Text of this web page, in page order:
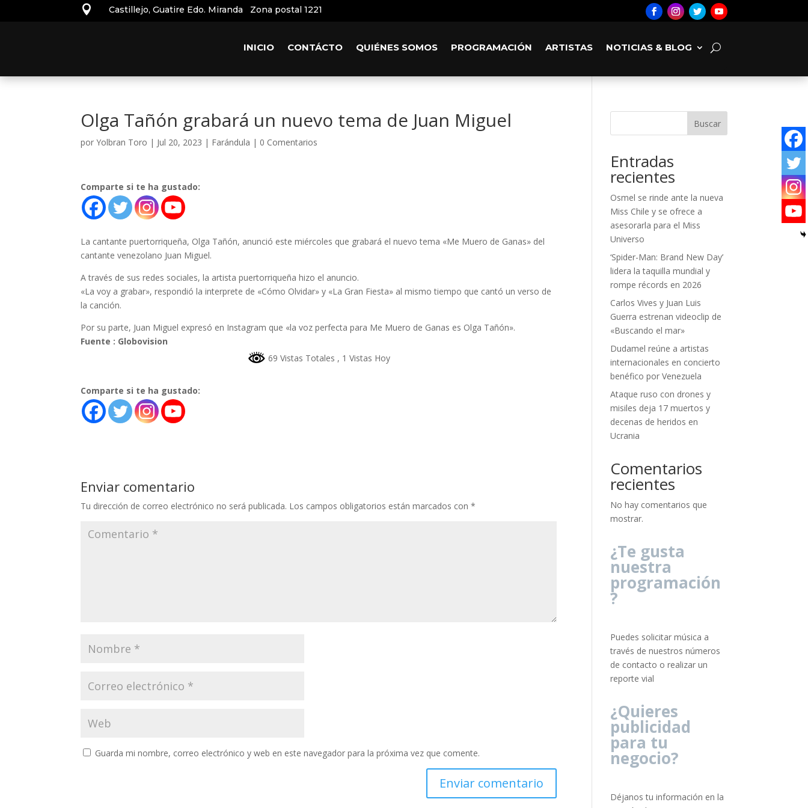
 Castillejo, Guatire Edo. Miranda Zona postal 1221
INICIO CONTÁCTO QUIÉNES SOMOS PROGRAMACIÓN ARTISTAS NOTICIAS & BLOG
Olga Tañón grabará un nuevo tema de Juan Miguel
porYolbran Toro | Jul 20, 2023 | Farándula | 0 Comentarios
Comparte si te ha gustado:
La cantante puertorriqueña, Olga Tañón, anunció este miércoles que grabará el nuevo tema «Me Muero de Ganas» del
cantante venezolano Juan Miguel.
A través de sus redes sociales, la artista puertorriqueña hizo el anuncio.
«La voy a grabar», respondió la interprete de «Cómo Olvidar» y «La Gran Fiesta» al mismo tiempo que cantó un verso de
la canción.
Por su parte, Juan Miguel expresó en Instagram que «la voz perfecta para Me Muero de Ganas es Olga Tañón».
Fuente : Globovision
69 Vistas Totales , 1 Vistas Hoy
Comparte si te ha gustado:
Enviar comentario
Tu dirección de correo electrónico no será publicada. Los campos obligatorios están marcados con*
Guarda mi nombre, correo electrónico y web en este navegador para la próxima vez que comente.
Buscar
Entradas
recientes
Osmel se rinde ante la nueva
Miss Chile y se ofrece a
asesorarla para el Miss
Universo
‘Spider-Man: Brand New Day’
lidera la taquilla mundial y
rompe récords en 2026
Carlos Vives y Juan Luis
Guerra estrenan videoclip de
«Buscando el mar»
Dudamel reúne a artistas
internacionales en concierto
benéfico por Venezuela
Ataque ruso con drones y
misiles deja 17 muertos y
decenas de heridos en
Ucrania
Comentarios
recientes
No hay comentarios que
mostrar.
¿Te gusta
nuestra
programación
?
Puedes solicitar música a
través de nuestros números
de contacto o realizar un
reporte vial
¿Quieres
publicidad
para tu
negocio?
Déjanos tu información en la